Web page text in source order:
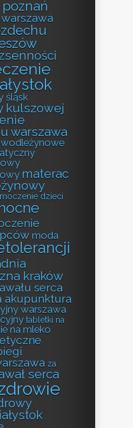
poznań
śląsk
kulszowej
warszawa
materac
moczenie dzieci
moda
kraków
serca
akupunktura
warszawa
tabletki na
na mleko
za
serca